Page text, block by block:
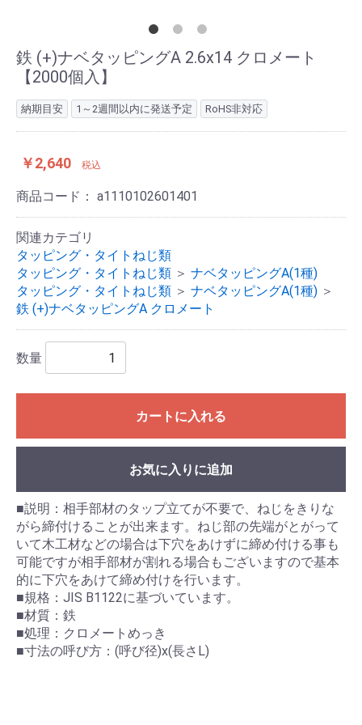
鉄 (+)ナベタッピングA 2.6x14 クロメート
【2000個入】
納期目安 1～2週間以内に発送予定 RoHS非対応
￥2,640 税込
商品コード： a1110102601401
関連カテゴリ
タッピング・タイトねじ類
タッピング・タイトねじ類 ＞ ナベタッピングA(1種)
タッピング・タイトねじ類 ＞ ナベタッピングA(1種) ＞
鉄 (+)ナベタッピングA クロメート
数量
カートに入れる
お気に入りに追加
■説明：相手部材のタップ立てが不要で、ねじをきりな
がら締付けることが出来ます。ねじ部の先端がとがって
いて木工材などの場合は下穴をあけずに締め付ける事も
可能ですが相手部材が割れる場合もございますので基本
的に下穴をあけて締め付けを行います。
■規格：JIS B1122に基づいています。
■材質：鉄
■処理：クロメートめっき
■寸法の呼び方：(呼び径)x(長さL)